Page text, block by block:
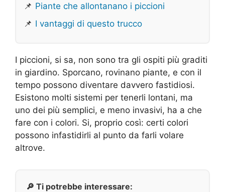
📌 Piante che allontanano i piccioni
📌 I vantaggi di questo trucco
I piccioni, si sa, non sono tra gli ospiti più graditi
in giardino. Sporcano, rovinano piante, e con il
tempo possono diventare davvero fastidiosi.
Esistono molti sistemi per tenerli lontani, ma
uno dei più semplici, e meno invasivi, ha a che
fare con i colori. Si, proprio così: certi colori
possono infastidirli al punto da farli volare
altrove.
🔎 Ti potrebbe interessare: